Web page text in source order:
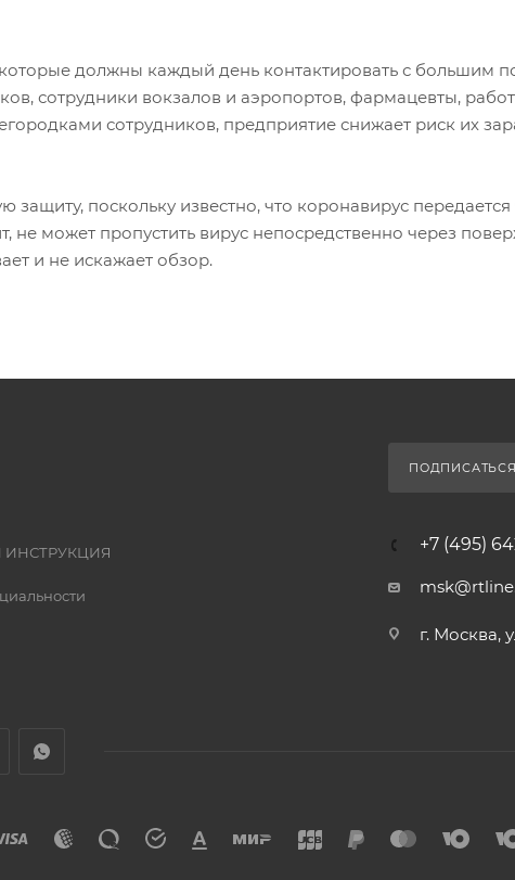
должны каждый день контактировать с большим
сотрудники вокзалов и аэропортов, фармацевты,
сотрудников, предприятие снижает риск их
поскольку известно, что коронавирус передается
может пропустить вирус непосредственно через
и не искажает обзор.
ИНСТРУКЦИЯ
+7 (495)
г. Москва,